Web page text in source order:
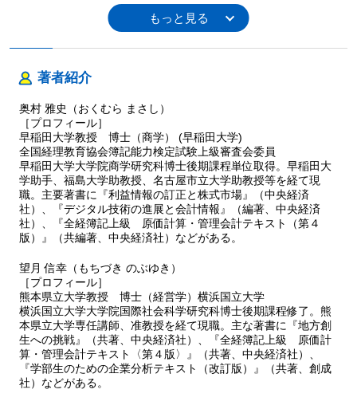
著者紹介
奥村 雅史（おくむら まさし）
［プロフィール］
早稲田大学教授 博士（商学） (早稲田大学)
全国経理教育協会簿記能力検定試験上級審査会委員
早稲田大学大学院商学研究科博士後期課程単位取得。早稲田大
学助手、福島大学助教授、名古屋市立大学助教授等を経て現
職。主要著書に『利益情報の訂正と株式市場』（中央経済
社）、『デジタル技術の進展と会計情報』（編著、中央経済
社）、『全経簿記上級 原価計算・管理会計テキスト（第４
版）』（共編著、中央経済社）などがある。
望月 信幸（もちづき のぶゆき）
［プロフィール］
熊本県立大学教授 博士（経営学）横浜国立大学
横浜国立大学大学院国際社会科学研究科博士後期課程修了。熊
本県立大学専任講師、准教授を経て現職。主な著書に『地方創
生への挑戦』（共著、中央経済社）、『全経簿記上級 原価計
算・管理会計テキスト〈第４版〉』（共著、中央経済社）、
『学部生のための企業分析テキスト（改訂版）』（共著、創成
社）などがある。